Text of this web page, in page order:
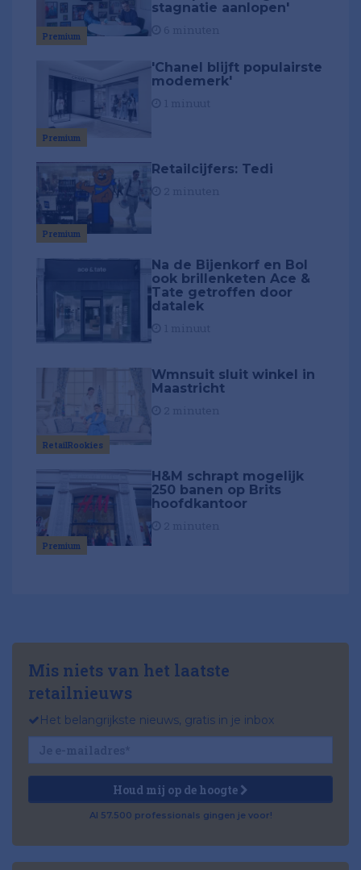
Premium
stagnatie aanlopen'
Premium
'Chanel blijft populairste
modemerk'
Premium
Retailcijfers: Tedi
Na de Bijenkorf en Bol
ook brillenketen Ace &
Tate getroffen door
datalek
RetailRookies
Wmnsuit sluit winkel in
Maastricht
Premium
H&M schrapt mogelijk
250 banen op Brits
hoofdkantoor
Mis niets van het laatste
retailnieuws
Het belangrijkste nieuws, gratis in je inbox
Houd mij op de hoogte
Al 57.500 professionals gingen je voor!